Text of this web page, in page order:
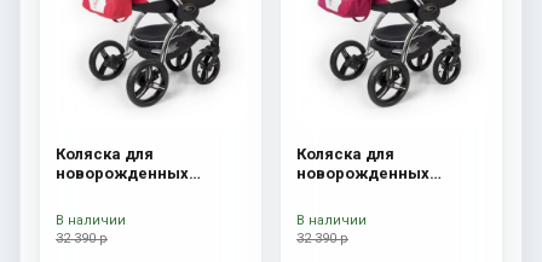
Коляска для
новорожденных
Chrome) Red Lux
32 390 р
В наличии
Коляска для
новорожденных
Chrome) Borduex
32 390 р
В наличии